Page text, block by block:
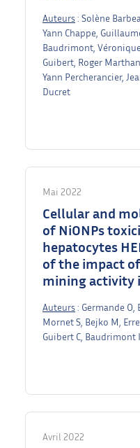
Auteurs : Solène
Yann Chappe,
Baudrimont,
Guibert, Roger
Yann Percherancier,
Ducret
Mai 2022
Cellular and
of NiONPs
hepatocytes
of the impact
mining activity
Auteurs : Germande O,
Mornet S, Bejko M,
Guibert C, Baudrimont
Avril 2022